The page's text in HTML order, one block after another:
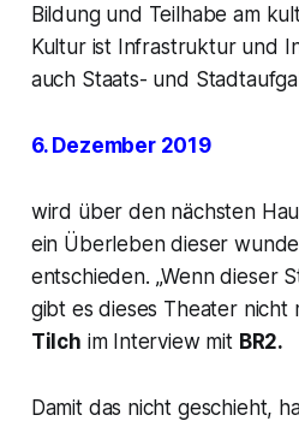
Bildung und Teilhabe am
Kultur ist Infrastruktur und
auch Staats- und
6. Dezember 2019
wird über den nächsten
ein Überleben dieser
entschieden. „Wenn dieser
gibt es dieses Theater nicht
Tilch im Interview mit BR2.
Damit das nicht geschieht,